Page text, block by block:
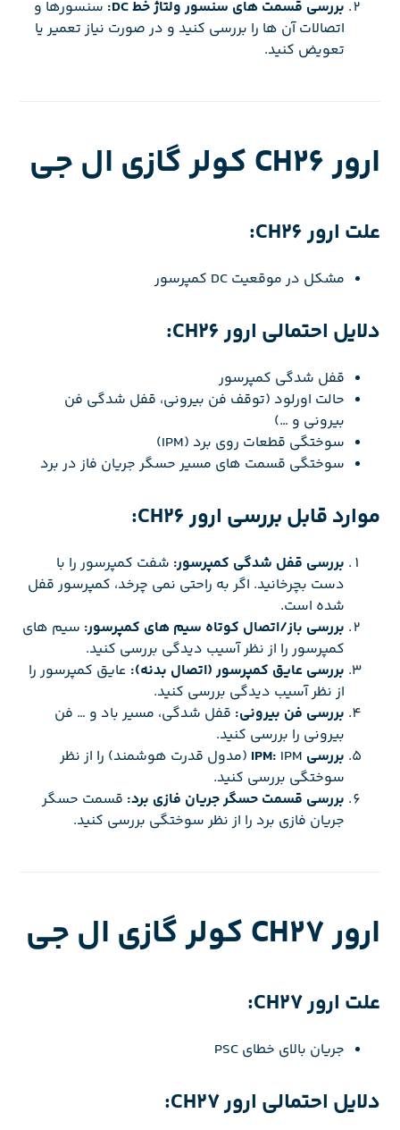
بررسی قسمت های سنسور ولتاژ خط DC:
سنسورها و
اتصالات آن ها را بررسی کنید و در صورت نیاز تعمیر یا
تعویض کنید.
ارور CH26 کولر گازی ال جی
علت ارور CH26:
مشکل در موقعیت DC کمپرسور
دلایل احتمالی ارور CH26:
قفل شدگی کمپرسور
حالت اورلود (توقف فن بیرونی، قفل شدگی فن
بیرونی و …)
سوختگی قطعات روی برد (IPM)
سوختگی قسمت های مسیر حسگر جریان فاز در برد
موارد قابل بررسی ارور CH26:
بررسی قفل شدگی کمپرسور: شفت کمپرسور را با
دست بچرخانید. اگر به راحتی نمی چرخد، کمپرسور قفل
شده است.
بررسی باز/اتصال کوتاه سیم های کمپرسور: سیم های
کمپرسور را از نظر آسیب دیدگی بررسی کنید.
بررسی عایق کمپرسور (اتصال بدنه): عایق کمپرسور را
از نظر آسیب دیدگی بررسی کنید.
بررسی فن بیرونی: قفل شدگی، مسیر باد و … فن
بیرونی را بررسی کنید.
بررسی IPM:
IPM (مدول قدرت هوشمند) را از نظر
سوختگی بررسی کنید.
بررسی قسمت حسگر جریان فازی برد: قسمت حسگر
جریان فازی برد را از نظر سوختگی بررسی کنید.
ارور CH27 کولر گازی ال جی
علت ارور CH27:
جریان بالای خطای PSC
دلایل احتمالی ارور CH27: